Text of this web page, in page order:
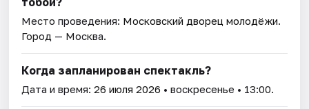
Место проведения: Московский дворец молодёжи.
Город — Москва.
Когда запланирован спектакль?
Дата и время:26 июля 2026 • воскресенье • 13:00.